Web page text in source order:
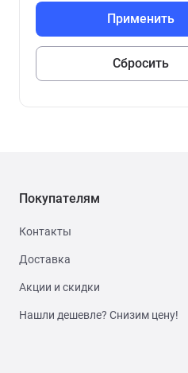
Покупателям
Контакты
Доставка
Акции и скидки
Нашли дешевле? Снизим цену!